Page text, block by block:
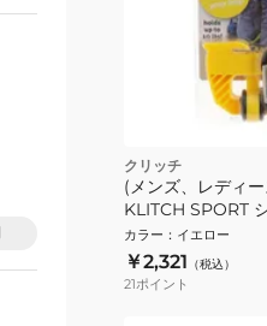
クリッチ
(メンズ、レディ
KLITCH SPORT
プ KLSPT-YE
カラー ： イエロー
￥2,321 （税込）
21ポイント